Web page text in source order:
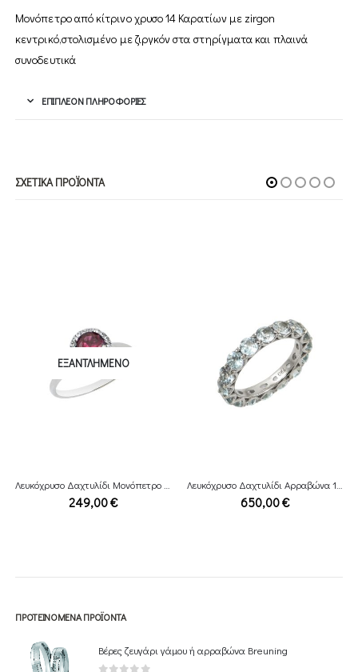
Μονόπετρο από κίτρινο χρυσο 14 Καρατίων με zirgon
κεντρικό,στολισμένο με ζιργκόν στα στηρίγματα και πλαινά
συνοδευτικά
ΕΠΙΠΛΈΟΝ ΠΛΗΡΟΦΟΡΊΕΣ
ΣΧΕΤΙΚΆ ΠΡΟΪΌΝΤΑ
ΕΞΑΝΤΛΗΜΈΝΟ
249,00€ 650,00€
ΠΡΟΤΕΙΝΌΜΕΝΑ ΠΡΟΪΌΝΤΑ
Βέρες ζευγάρι γάμου ή αρραβώνα Breuning